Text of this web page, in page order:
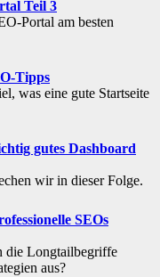
Teil 3
Portal am besten
Tipps
was eine gute Startseite
gutes Dashboard
wir in dieser Folge.
SEOs
die Longtailbegriffe
aus?